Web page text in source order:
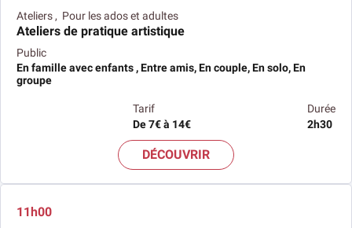
Ateliers , Pour les ados et adultes
Ateliers de pratique artistique
Public
En famille avec enfants , Entre amis, En couple, En solo, En
groupe
Durée
2h30
Tarif
De 7€ à 14€
DÉCOUVRIR
11h00